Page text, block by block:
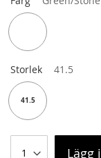
Storlek 41.5
41.5
Lägg